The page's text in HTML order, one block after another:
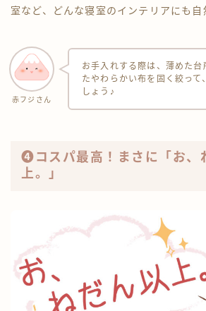
室など、どんな寝室のインテリアにも
赤フジさん
お手入れする際は、薄めた台
たやわらかい布を固く絞って
しょう♪
❹コスパ最高！まさに「お、
上。」